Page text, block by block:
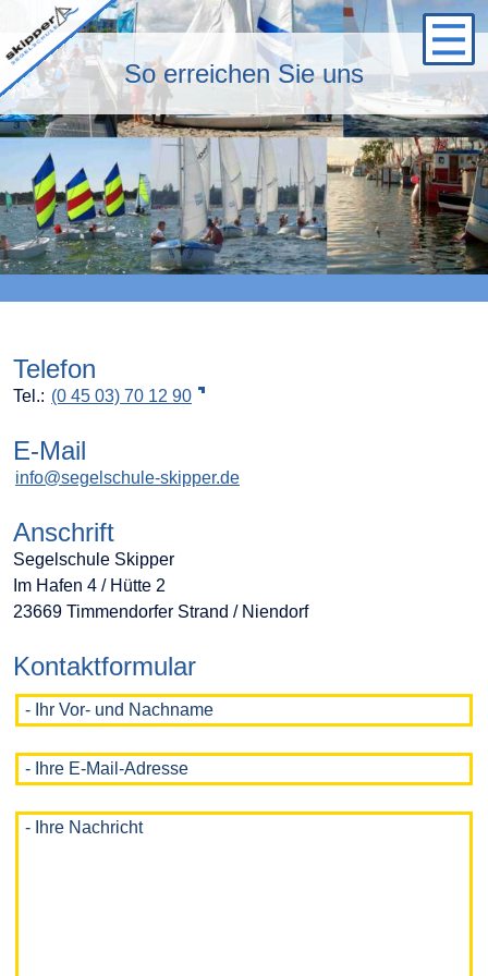
Logo
So erreichen Sie uns
Telefon
Tel.: (0 45 03) 70 12 90
E-Mail
info@segelschule-skipper.de
Anschrift
Segelschule Skipper
Im Hafen 4 / Hütte 2
23669 Timmendorfer Strand / Niendorf
Kontaktformular
schreiben
- Ihr Vor- und Nachname
schreiben
- Ihre E-Mail-Adresse
- Ihre Nachricht